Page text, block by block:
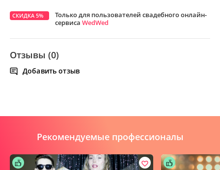
СКИДКА 5%
Только для пользователей свадебного онлайн-
сервиса WedWed
Отзывы (0)
Добавить отзыв
Рекомендуемые профессионалы